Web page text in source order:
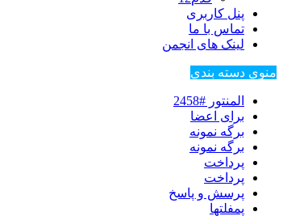
پنل کاربری
تماس با ما
لینک های انجمن
منوی دسته بندی
المنتور #2458
برای اعضا
برگه نمونه
برگه نمونه
پرداخت
پرداخت
پرسش و پاسخ
پمفلتها